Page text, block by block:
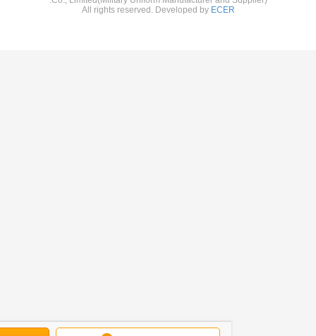
All rights reserved. Developed by